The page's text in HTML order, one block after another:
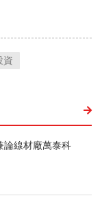
資
線材廠萬泰科